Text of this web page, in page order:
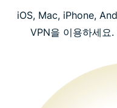
iOS, Mac, iPhone,
VPN을 이용하세요